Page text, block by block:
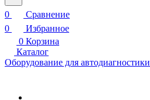
0
Сравнение
0
Избранное
0 Корзина
Каталог
Оборудование для автодиагностики